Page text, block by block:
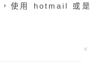
使用 hotmail 或是